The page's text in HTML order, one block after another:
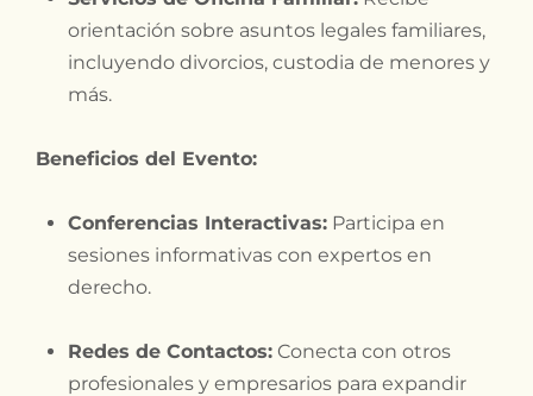
orientación sobre asuntos legales familiares,
incluyendo divorcios, custodia de menores y
más.
Beneficios del Evento:
Conferencias Interactivas: Participa en
sesiones informativas con expertos en
derecho.
Redes de Contactos: Conecta con otros
profesionales y empresarios para expandir